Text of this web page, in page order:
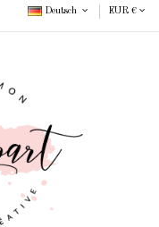
Deutsch EUR €